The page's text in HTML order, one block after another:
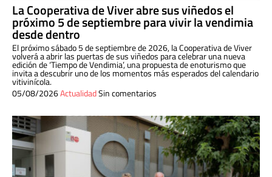
La Cooperativa de Viver abre sus viñedos el
próximo 5 de septiembre para vivir la vendimia
desde dentro
El próximo sábado 5 de septiembre de 2026, la Cooperativa de Viver
volverá a abrir las puertas de sus viñedos para celebrar una nueva
edición de ‘Tiempo de Vendimia’, una propuesta de enoturismo que
invita a descubrir uno de los momentos más esperados del calendario
vitivinícola.
05/08/2026ActualidadSin comentarios